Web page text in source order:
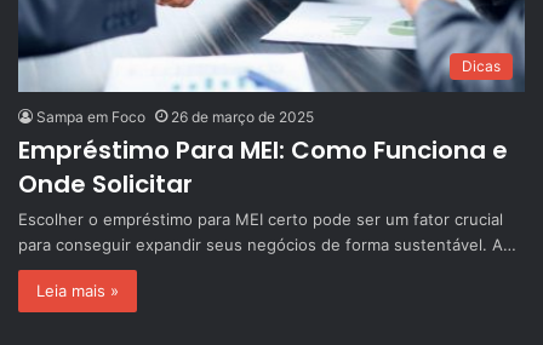
Dicas
Sampa em Foco 26 de março de 2025
Empréstimo Para MEI: Como Funciona e
Onde Solicitar
Escolher o empréstimo para MEI certo pode ser um fator crucial
para conseguir expandir seus negócios de forma sustentável. A…
Leia mais »